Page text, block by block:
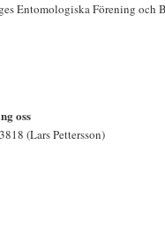
Entomologiska Förening och
oss
(Lars Pettersson)